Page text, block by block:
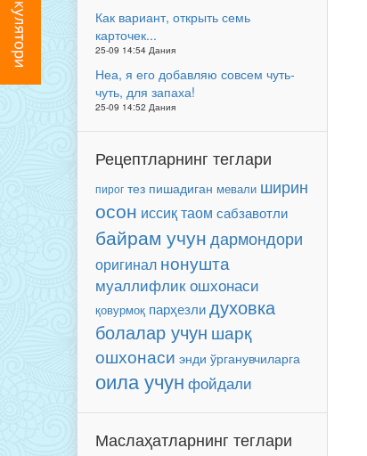
Как вариант, открыть семь
карточек...
25-09 14:54 Дания
Неа, я его добавляю совсем чуть-
чуть, для запаха!
25-09 14:52 Дания
Рецептларнинг теглари
пирог тез пишадиган мевали ширин
осон иссиқ таом сабзавотли
байрам учун дармондори
оригинал нонушта
муаллифлик ошхонаси
қовурмоқ парҳезлидуховка
болалар учун шарқ
ошхонаси энди ўрганувчиларга
оила учун фойдали
Маслаҳатларнинг теглари